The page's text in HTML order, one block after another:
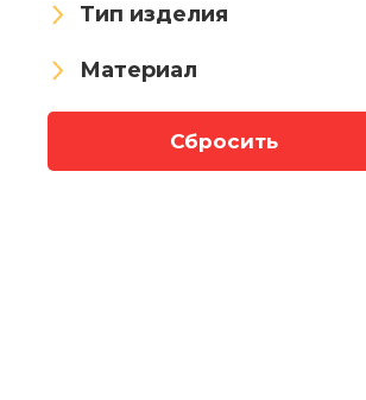
Тип изделия
Материал
Сбросить